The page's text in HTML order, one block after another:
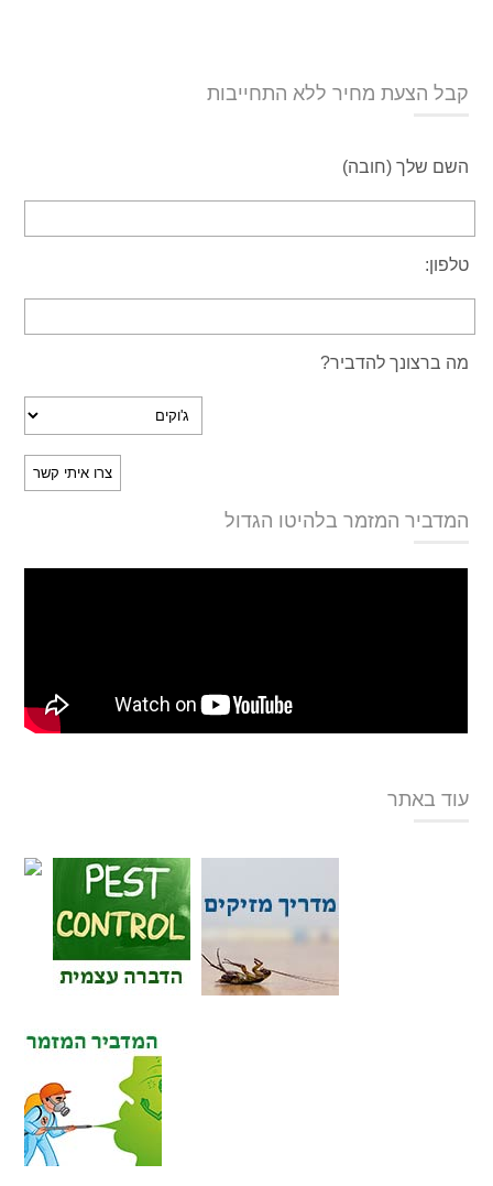
קבל הצעת מחיר ללא התחייבות
השם שלך (חובה)
טלפון:
מה ברצונך להדביר?
המדביר המזמר בלהיטו הגדול
עוד באתר